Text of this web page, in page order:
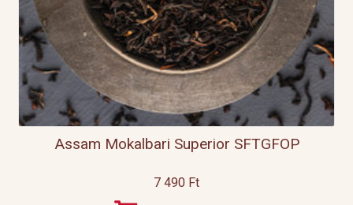
Assam Mokalbari Superior SFTGFOP
7 490 Ft